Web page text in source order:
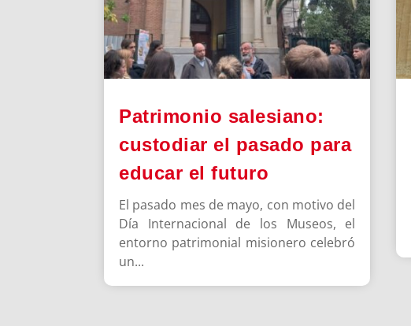
Patrimonio salesiano:
custodiar el pasado para
educar el futuro
El pasado mes de mayo, con motivo del
Día Internacional de los Museos, el
entorno patrimonial misionero celebró
un...